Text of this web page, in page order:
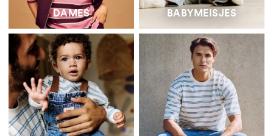
DAMES BABYMEISJES